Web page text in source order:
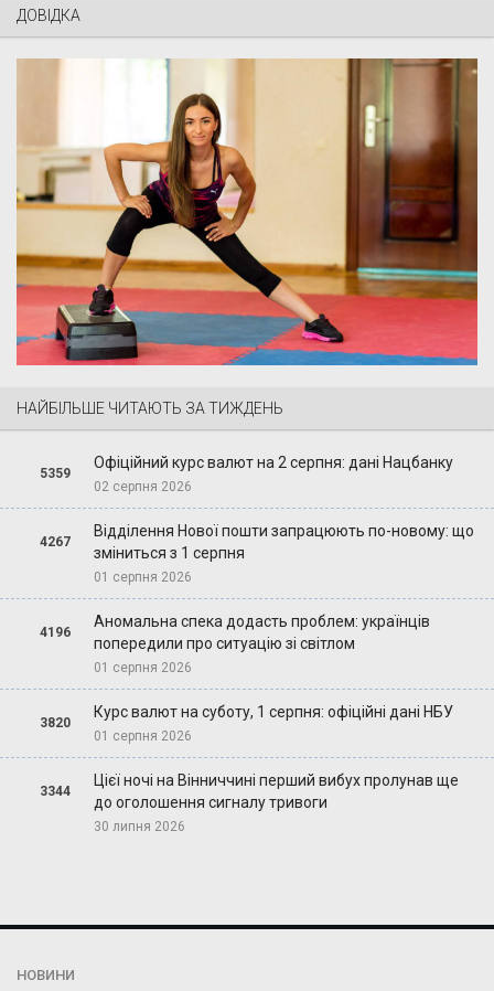
ДОВІДКА
НАЙБІЛЬШЕ ЧИТАЮТЬ ЗА ТИЖДЕНЬ
5359
Офіційний курс валют на 2 серпня: дані Нацбанку
02 серпня 2026
4267
Відділення Нової пошти запрацюють по-новому: що
зміниться з 1 серпня
01 серпня 2026
4196
Аномальна спека додасть проблем: українців
попередили про ситуацію зі світлом
01 серпня 2026
3820
Курс валют на суботу, 1 серпня: офіційні дані НБУ
01 серпня 2026
3344
Цієї ночі на Вінниччині перший вибух пролунав ще
до оголошення сигналу тривоги
30 липня 2026
НОВИНИ